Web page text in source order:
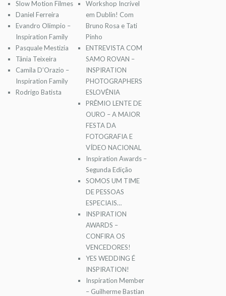
Slow Motion Filmes
Daniel Ferreira
Evandro Olímpio –
Inspiration Family
Pasquale Mestizia
Tânia Teixeira
Camila D’Orazio –
Inspiration Family
Rodrigo Batista
Workshop Incrível
em Dublin! Com
Bruno Rosa e Tati
Pinho
ENTREVISTA COM
SAMO ROVAN –
INSPIRATION
PHOTOGRAPHERS
ESLOVÊNIA
PRÊMIO LENTE DE
OURO – A MAIOR
FESTA DA
FOTOGRAFIA E
VÍDEO NACIONAL
Inspiration Awards –
Segunda Edição
SOMOS UM TIME
DE PESSOAS
ESPECIAIS…
INSPIRATION
AWARDS –
CONFIRA OS
VENCEDORES!
YES WEDDING É
INSPIRATION!
Inspiration Member
– Guilherme Bastian